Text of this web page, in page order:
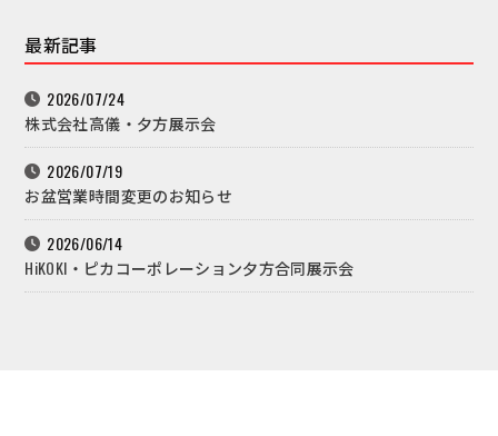
最新記事
2026/07/24
株式会社高儀・夕方展示会
2026/07/19
お盆営業時間変更のお知らせ
2026/06/14
HiKOKI・ピカコーポレーション夕方合同展示会